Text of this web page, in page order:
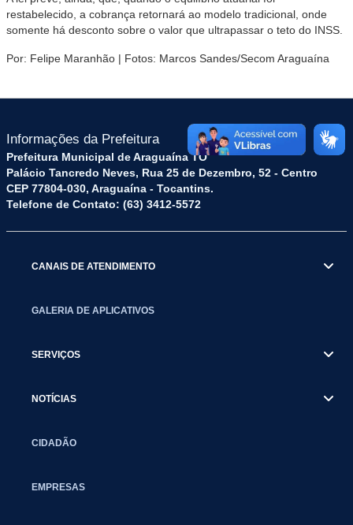
restabelecido, a cobrança retornará ao modelo tradicional, onde
somente há desconto sobre o valor que ultrapassar o teto do INSS.
Por: Felipe Maranhão | Fotos: Marcos Sandes/Secom Araguaína
Informações da Prefeitura
Prefeitura Municipal de Araguaína TO
Palácio Tancredo Neves, Rua 25 de Dezembro, 52 - Centro
CEP 77804-030, Araguaína - Tocantins.
Telefone de Contato: (63) 3412-5572
CANAIS DE ATENDIMENTO
GALERIA DE APLICATIVOS
SERVIÇOS
NOTÍCIAS
CIDADÃO
EMPRESAS